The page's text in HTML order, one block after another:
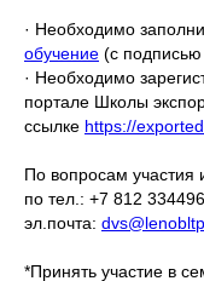
· Необходимо
обучение (с
· Необходимо
портале Школы
ссылке https://
По вопросам участия
по тел.: +7 812
эл.почта:
*Принять участие в